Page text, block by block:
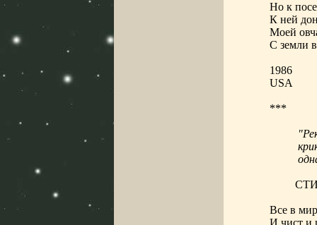
Но к
К ней
Моей
С земли
1986
USA
***
Все в
И чист и